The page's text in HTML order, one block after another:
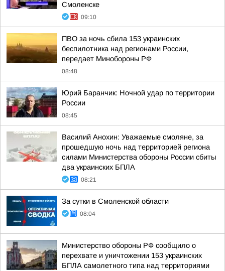
Смоленске
09:10
ПВО за ночь сбила 153 украинских
беспилотника над регионами России,
передает Минобороны РФ
08:48
Юрий Баранчик: Ночной удар по территории
России
08:45
Василий Анохин: Уважаемые смоляне, за
прошедшую ночь над территорией региона
силами Министерства обороны России сбиты
два украинских БПЛА
08:21
За сутки в Смоленской области
08:04
Министерство обороны РФ сообщило о
перехвате и уничтожении 153 украинских
БПЛА самолетного типа над территориями